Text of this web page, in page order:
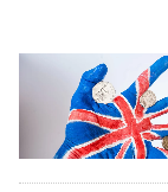
場
生
活